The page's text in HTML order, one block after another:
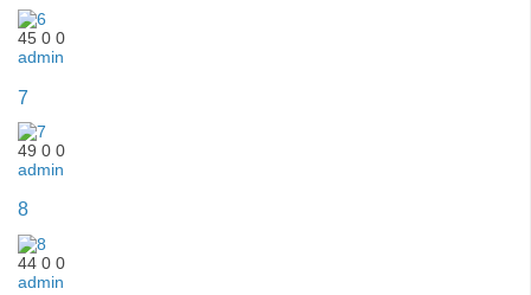
45 0 0
admin
7
49 0 0
admin
8
44 0 0
admin